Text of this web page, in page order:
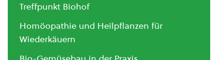
Treffpunkt Biohof
Homöopathie und Heilpflanzen für
Wiederkäuern